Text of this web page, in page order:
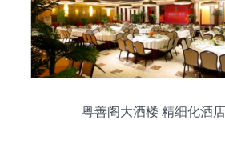
粤善阁大酒楼 精细化酒